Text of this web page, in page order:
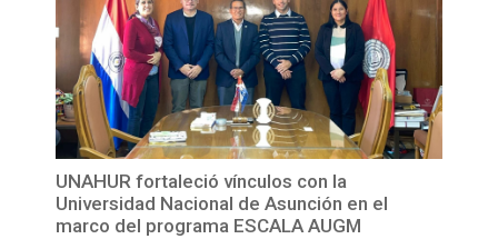
UNAHUR fortaleció vínculos con la
Universidad Nacional de Asunción en el
marco del programa ESCALA AUGM